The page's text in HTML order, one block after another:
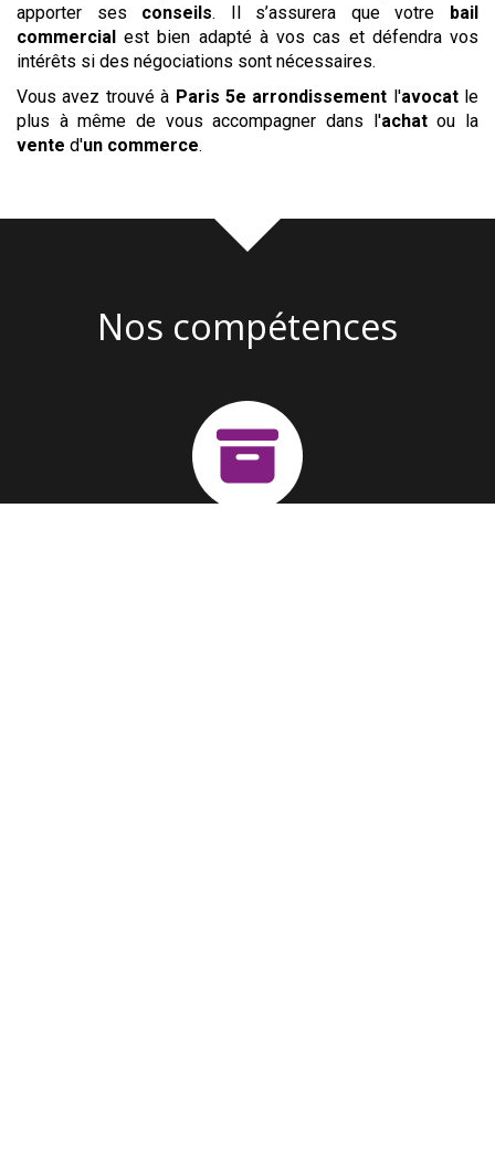
apporter ses conseils. Il s’assurera que votre bail
commercial est bien adapté à vos cas et défendra vos
intérêts si des négociations sont nécessaires.
Vous avez trouvé à Paris 5e arrondissement l'avocatle
plus à même de vous accompagner dans l'achatou la
vente d'un commerce.
Nos compétences